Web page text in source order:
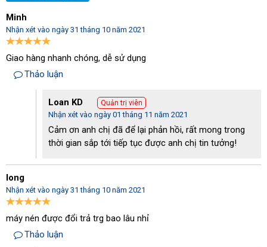
Cấu tạo của máy nén hơi Palada PA-55200
Lý do máy nén khí Palada PA-55200 được ưa chuộng
- Máy sở hữu thiết kế gọn gàng, kích thước 130x52x106 và dung
tích bình chứa khí nén là 200 lít, không chiếm nhiều diện tích trong
không gian nhà xưởng sản xuất, tiệm sửa xe công nghiệp.
- Bên cạnh đó, dù có trọng lượng khá nặng là 156kg nhưng bạn
lại không cần lo lắng vì di chuyển máy khó khăn vì máy đã được
Minh
Nhận xét vào ngày 31 tháng 10 năm 2021
Giao hàng nhanh chóng, dễ sử dụng
Thảo luận
Loan KD Quản trị viên
Nhận xét vào ngày 01 tháng 11 năm 2021
Cảm ơn anh chị đã để lại phản hồi, rất mong trong
thời gian sắp tới tiếp tục được anh chị tin tưởng!
long
Nhận xét vào ngày 31 tháng 10 năm 2021
máy nén được đổi trả trg bao lâu nhỉ
Thảo luận